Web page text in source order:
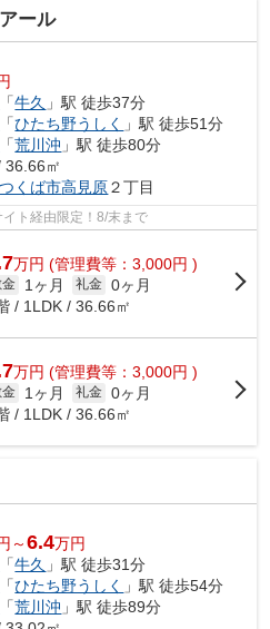
ール
「牛久 」駅 徒歩37分
「ひたち野うしく
」駅 徒歩51分
「荒川沖 」駅 徒歩80分
36.66㎡
つくば市高見原２丁目
ト経由限定！8/末まで
万円 (管理費等：3,000円 )
金 1ヶ月 礼金 0ヶ月
/ 1LDK / 36.66㎡
万円 (管理費等：3,000円 )
金 1ヶ月 礼金 0ヶ月
/ 1LDK / 36.66㎡
～6.4万円
「牛久 」駅 徒歩31分
「ひたち野うしく
」駅 徒歩54分
「荒川沖 」駅 徒歩89分